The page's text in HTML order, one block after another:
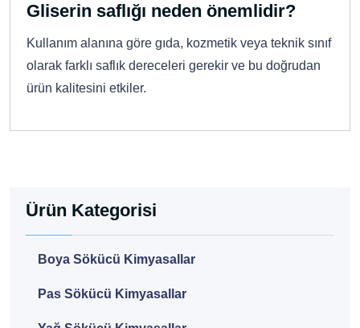
Gliserin saflığı neden önemlidir?
Kullanım alanına göre gıda, kozmetik veya teknik sınıf
olarak farklı saflık dereceleri gerekir ve bu doğrudan
ürün kalitesini etkiler.
Ürün Kategorisi
Boya Sökücü Kimyasallar
Pas Sökücü Kimyasallar